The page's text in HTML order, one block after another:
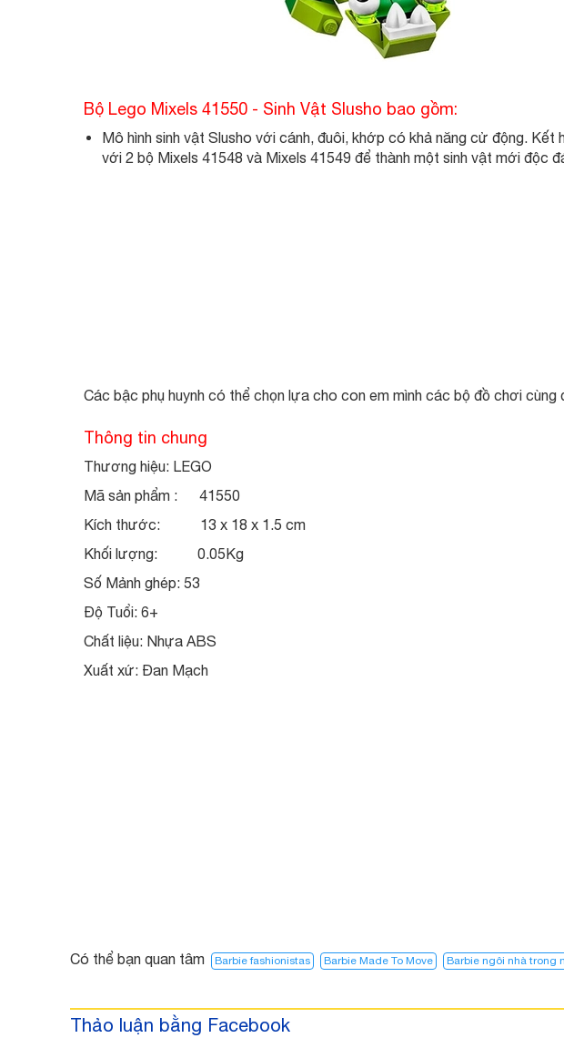
Bộ Lego Mixels 41550 - Sinh Vật Slusho bao gồm:
Mô hình sinh vật Slusho với cánh, đuôi, khớp có khả năng cử động. Kết
với 2 bộ Mixels 41548 và Mixels 41549 để thành một sinh vật mới độc
Các bậc phụ huynh có thể chọn lựa cho con em mình các bộ đồ chơi cùng
Thông tin chung
Thương hiệu: LEGO
Mã sản phẩm : 41550
Kích thước: 13 x 18 x 1.5 cm
Khối lượng: 0.05Kg
Số Mảnh ghép: 53
Độ Tuổi: 6+
Chất liệu: Nhựa ABS
Xuất xứ: Đan Mạch
Có thể bạn quan tâm Barbie fashionistas Barbie Made To Move Barbie ngôi nhà trong
Thảo luận bằng Facebook